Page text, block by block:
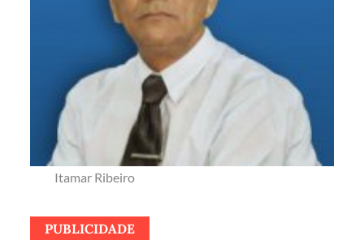
Itamar Ribeiro
PUBLICIDADE